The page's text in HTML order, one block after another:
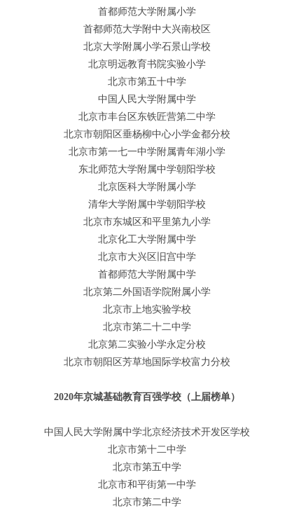
首都师范大学附属小学
首都师范大学附中大兴南校区
北京大学附属小学石景山学校
北京明远教育书院实验小学
北京市第五十中学
中国人民大学附属中学
北京市丰台区东铁匠营第二中学
北京市朝阳区垂杨柳中心小学金都分校
北京市第一七一中学附属青年湖小学
东北师范大学附属中学朝阳学校
北京医科大学附属小学
清华大学附属中学朝阳学校
北京市东城区和平里第九小学
北京化工大学附属中学
北京市大兴区旧宫中学
首都师范大学附属中学
北京第二外国语学院附属小学
北京市上地实验学校
北京市第二十二中学
北京第二实验小学永定分校
北京市朝阳区芳草地国际学校富力分校
2020年京城基础教育百强学校（上届榜单）
中国人民大学附属中学北京经济技术开发区学校
北京市第十二中学
北京市第五中学
北京市和平街第一中学
北京市第二中学